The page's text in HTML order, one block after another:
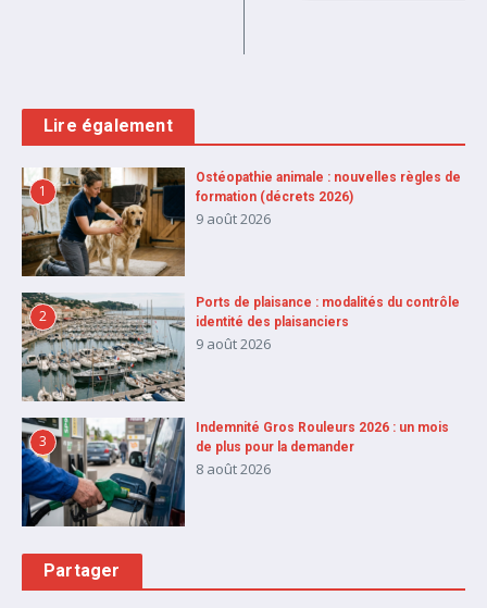
Lire également
1
Ostéopathie animale : nouvelles règles de
formation (décrets 2026)
9 août 2026
2
Ports de plaisance : modalités du contrôle
identité des plaisanciers
9 août 2026
3
Indemnité Gros Rouleurs 2026 : un mois
de plus pour la demander
8 août 2026
Partager